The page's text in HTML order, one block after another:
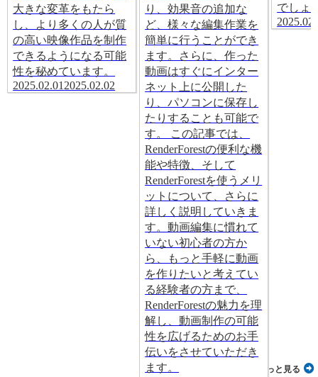
大きな変革をもたら
し、より多くの人が質
の高い映像作品を制作
できるようになる可能
性を秘めています。
2025.02.01 2025.02.02
り、効果音の追加な
ど、様々な編集作業を
簡単に行うことができ
ます。さらに、作った
動画はすぐにインター
ネット上に公開した
り、パソコンに保存し
たりすることも可能で
す。 この記事では、
RenderForestの便利な機
能や特徴、そして
RenderForestを使うメリ
ットについて、さらに
詳しく説明していきま
す。動画編集に慣れて
いない初心者の方か
ら、もっと手軽に動画
を作りたいと考えてい
る経験者の方まで、
RenderForestの魅力を理
解し、動画制作の可能
性を広げるためのお手
伝いをさせていただき
ます。
でしょ
もっと見る